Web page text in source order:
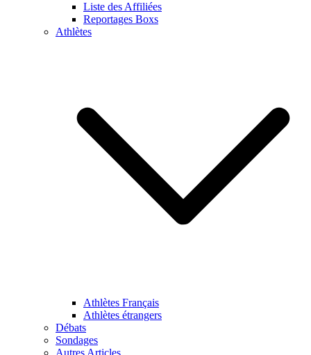
Liste des Affiliées
Reportages Boxs
Athlètes
Athlètes Français
Athlètes étrangers
Débats
Sondages
Autres Articles